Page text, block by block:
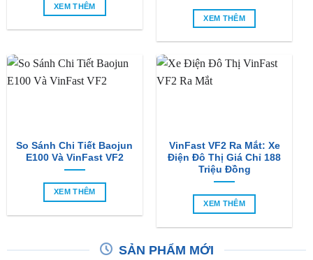
XEM THÊM
XEM THÊM
So Sánh Chi Tiết Baojun
E100 Và VinFast VF2
XEM THÊM
VinFast VF2 Ra Mắt: Xe
Điện Đô Thị Giá Chỉ 188
Triệu Đồng
XEM THÊM
SẢN PHẨM MỚI